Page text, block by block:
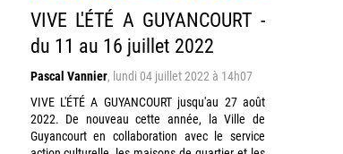
VIVE L'ÉTÉ A GUYANCOURT -
du 11 au 16 juillet 2022
Pascal Vannier, lundi 04 juillet 2022 à 14h07
VIVE L'ÉTÉ A GUYANCOURT jusqu'au 27 août
2022. De nouveau cette année, la Ville de
Guyancourt en collaboration avec le service